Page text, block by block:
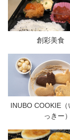
創彩美食
INUBO COOKIE（
っきー）